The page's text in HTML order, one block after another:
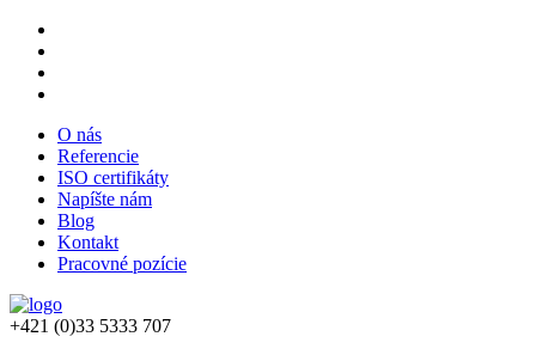
O nás
Referencie
ISO certifikáty
Napíšte nám
Blog
Kontakt
Pracovné pozície
+421 (0)33 5333 707